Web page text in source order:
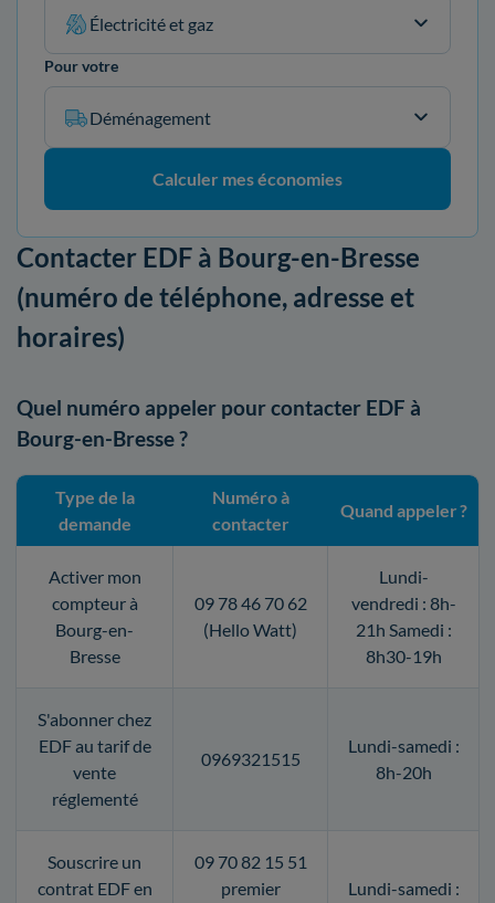
Électricité et gaz
Pour votre
Déménagement
Calculer mes économies
Contacter EDF à Bourg-en-Bresse
(numéro de téléphone, adresse et
horaires)
Quel numéro appeler pour contacter EDF à
Bourg-en-Bresse ?
Type de la
demande
Numéro à
contacter
Quand appeler ?
Activer mon
compteur à
Bourg-en-
Bresse
09 78 46 70 62
(Hello Watt)
Lundi-
vendredi : 8h-
21h Samedi :
8h30-19h
S'abonner chez
EDF au tarif de
vente
réglementé
0969321515
Lundi-samedi :
8h-20h
Souscrire un
contrat EDF en
09 70 82 15 51
premier
Lundi-samedi :